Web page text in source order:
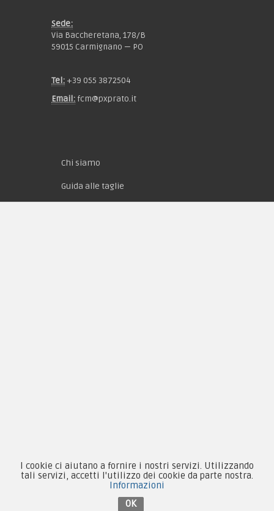
Sede:
Via Baccheretana, 178/B
59015 Carmignano — PO
Tel: +39 055 3872504
Email: fcm@pxprato.it
Chi siamo
Guida alle taglie
Contattaci su Facebook
I cookie ci aiutano a fornire i nostri servizi. Utilizzando
tali servizi, accetti l'utilizzo dei cookie da parte nostra.
Informazioni
OK